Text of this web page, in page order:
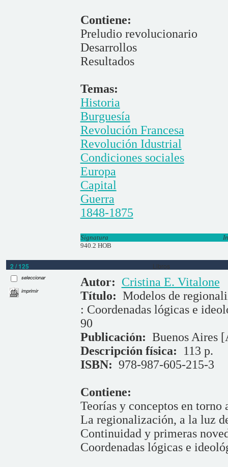
Contiene:
Preludio revolucionario
Desarrollos
Resultados
Temas:
Historia
Burguesía
Revolución Francesa
Revolución Idustrial
Condiciones sociales
Europa
Capital
Guerra
1848-1875
Signatura
940.2 HOB
2 / 125 Libros
seleccionar
imprimir
Autor: Cristina E. Vitalone
Título: Modelos de
: Coordenadas lógicas e
90
Publicación: Buenos Aires
Descripción física: 113 p.
ISBN: 978-987-605-215-3
Contiene:
Teorías y conceptos en torno
La regionalización, a la luz
Continuidad y primeras
Coordenadas lógicas e